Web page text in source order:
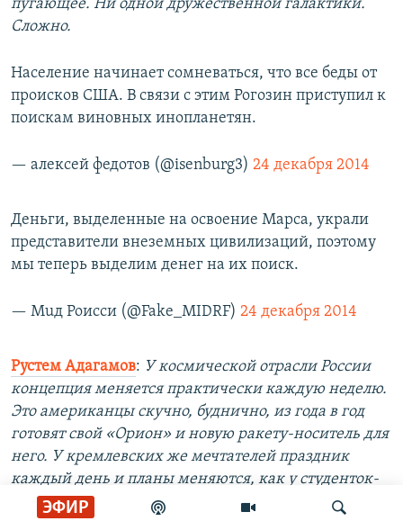
ЭФИР
пугающее. Ни одной дружественной галактики.
Сложно.
Население начинает сомневаться, что все беды от
происков США. В связи с этим Рогозин приступил к
поискам виновных инопланетян.
— алексей федотов (@isenburg3) 24 декабря 2014
Деньги, выделенные на освоение Марса, украли
представители внеземных цивилизаций, поэтому
мы теперь выделим денег на их поиск.
— Мuд Роисси (@Fake_MIDRF) 24 декабря 2014
Рустем Адагамов: У космической отрасли России
концепция меняется практически каждую неделю.
Это американцы скучно, буднично, из года в год
готовят свой «Орион» и новую ракету-носитель для
него. У кремлевских же мечтателей праздник
каждый день и планы меняются, как у студенток-
первокурсниц перед выходными. Уж чего только
не планировали — и вывод вредных производств на